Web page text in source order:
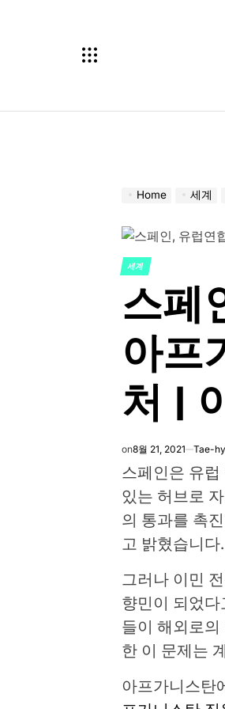
Home 세계
POSTED
세계
스페
아프
처 |
on8월 21, 2021 Tae-
스페인은 유
있는 허브로
의 통과를 촉
고 밝혔습니다
그러나 이민
향민이 되었
들이 해외로
한 이 문제는
아프가니스탄